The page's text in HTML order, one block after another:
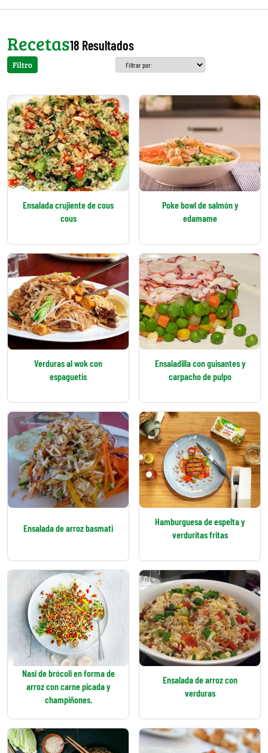
Recetas18 Resultados
Filtro
Ensalada crujiente de cous
cous
Poke bowl de salmón y
edamame
Verduras al wok con
espaguetis
Ensaladilla con guisantes y
carpacho de pulpo
Ensalada de arroz basmati
Hamburguesa de espelta y
verduritas fritas
Nasi de brócoli en forma de
arroz con carne picada y
champiñones.
Ensalada de arroz con
verduras